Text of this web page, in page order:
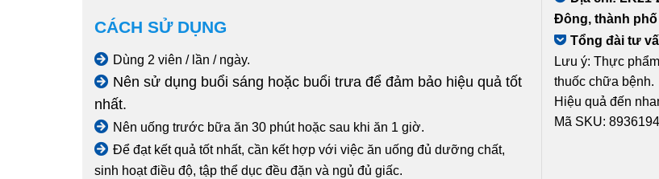
CÁCH SỬ DỤNG
Dùng 2 viên / lần / ngày.
Nên sử dụng buổi sáng hoặc buổi trưa để đảm bảo hiệu quả tốt
nhất.
Nên uống trước bữa ăn 30 phút hoặc sau khi ăn 1 giờ.
Để đạt kết quả tốt nhất, cần kết hợp với việc ăn uống đủ dưỡng chất,
sinh hoạt điều độ, tập thể dục đều đặn và ngủ đủ giấc.
Đông, thành phố
Tổng đài tư
Lưu ý: Thực
thuốc chữa bệnh.
Hiệu quả đến
Mã SKU: